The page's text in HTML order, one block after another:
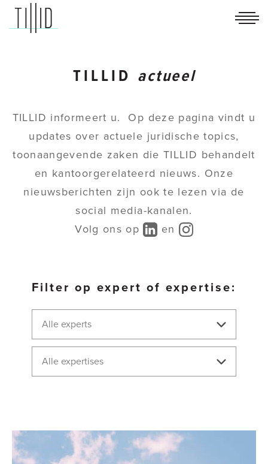
TILLID actueel
TILLID informeert u. Op deze pagina vindt u
updates over actuele juridische topics,
toonaangevende zaken die TILLID behandelt
en kantoorgerelateerd nieuws. Onze
nieuwsberichten zijn ook te lezen via de
social media-kanalen.
Volg ons op
en
Filter op expert of expertise:
Alle experts
Alle expertises